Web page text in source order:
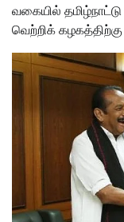
வகையில்
வெற்றிக்